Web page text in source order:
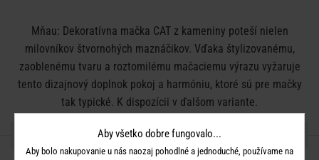
Mňau: Dekoratívna mačka CAT z kameniny poteší nielen
milovníkov štvornohých maznáčikov. Vďaka štylizovanému,
zaoblenému tvaru a roztomilému mačaciemu výrazu vyžaruje
tento dizajnový doplnok pokoj a harmóniu, ktoré sú pre mačky
tak typické. K dispozícii v ďalšom variante.
DETAILY PRODUKTU
Aby všetko dobre fungovalo...
Aby bolo nakupovanie u nás naozaj pohodlné a jednoduché, používame na